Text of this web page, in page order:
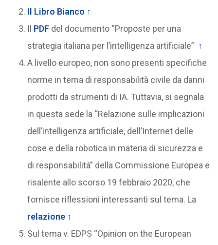
Il Libro Bianco ↑
Il PDF del documento “Proposte per una
strategia italiana per l’intelligenza artificiale” ↑
A livello europeo, non sono presenti specifiche
norme in tema di responsabilità civile da danni
prodotti da strumenti di IA. Tuttavia, si segnala
in questa sede la “Relazione sulle implicazioni
dell’intelligenza artificiale, dell’Internet delle
cose e della robotica in materia di sicurezza e
di responsabilità” della Commissione Europea e
risalente allo scorso 19 febbraio 2020, che
fornisce riflessioni interessanti sul tema. La
relazione ↑
Sul tema v. EDPS “Opinion on the European